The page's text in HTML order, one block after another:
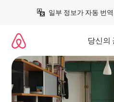
일부 정보가 자동 번
당신의